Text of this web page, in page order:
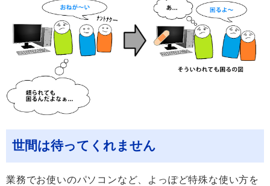
世間は待ってくれません
業務でお使いのパソコンなど、よっぽど特殊な使い方を